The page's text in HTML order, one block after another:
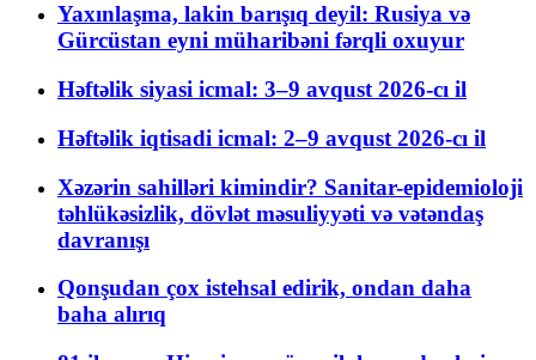
Yaxınlaşma, lakin barışıq deyil: Rusiya və
Gürcüstan eyni müharibəni fərqli oxuyur
Həftəlik siyasi icmal: 3–9 avqust 2026-cı il
Həftəlik iqtisadi icmal: 2–9 avqust 2026-cı il
Xəzərin sahilləri kimindir? Sanitar-epidemioloji
təhlükəsizlik, dövlət məsuliyyəti və vətəndaş
davranışı
Qonşudan çox istehsal edirik, ondan daha
baha alırıq